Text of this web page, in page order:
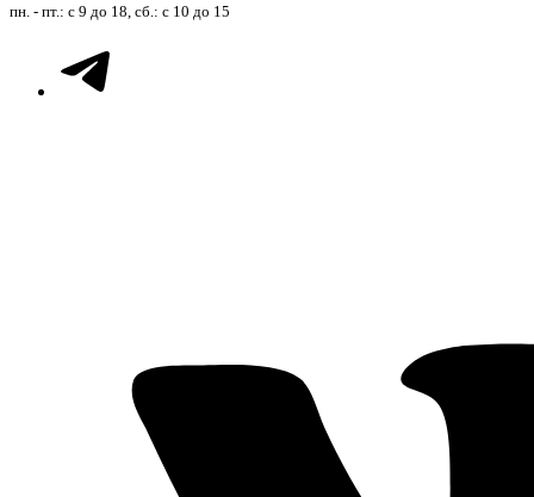
пн. - пт.: с 9 до 18, сб.: с 10 до 15